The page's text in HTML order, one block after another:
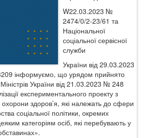
W22.03.2023 №
2474/0/2-23/61 та
Національної
соціальної сервісної
служби
України від 29.03.2023
інформуємо, що урядом прийнято
України від 21.03.2023 № 248
експериментального проекту з
охорони здоров’я, які належать до сфери
соціальної політики, окремих
категоріям осіб, які перебувають у